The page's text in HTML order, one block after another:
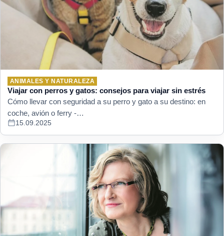
ANIMALES Y NATURALEZA
Viajar con perros y gatos: consejos para viajar sin estrés
Cómo llevar con seguridad a su perro y gato a su destino: en
coche, avión o ferry -…
15.09.2025